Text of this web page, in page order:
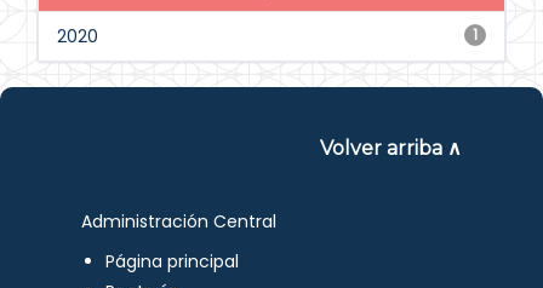
1
2020
Volver arriba ∧
Administración Central
Página principal